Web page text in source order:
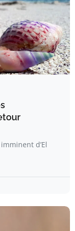
d’El